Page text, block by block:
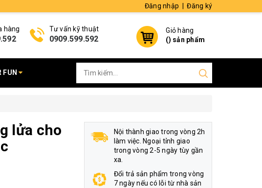
Đăng nhập Đăng ký
hàng Tư vấn kỹ thuật
0909.599.592
Giỏ hàng
() sản phẩm
FUN
lửa cho
Nội thành giao trong vòng 2h
làm việc. Ngoại tỉnh giao
trong vòng 2-5 ngày tùy gần
xa.
Đổi trả sản phẩm trong vòng
7 ngày nếu có lỗi từ nhà sản